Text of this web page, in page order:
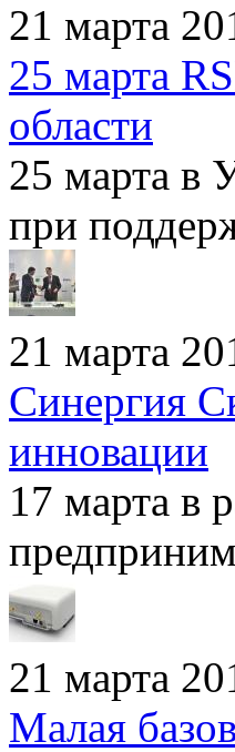
21 марта
25 марта
области
25 марта в
при
21 марта
Cинергия
инновации
17 марта в
21 марта
Малая